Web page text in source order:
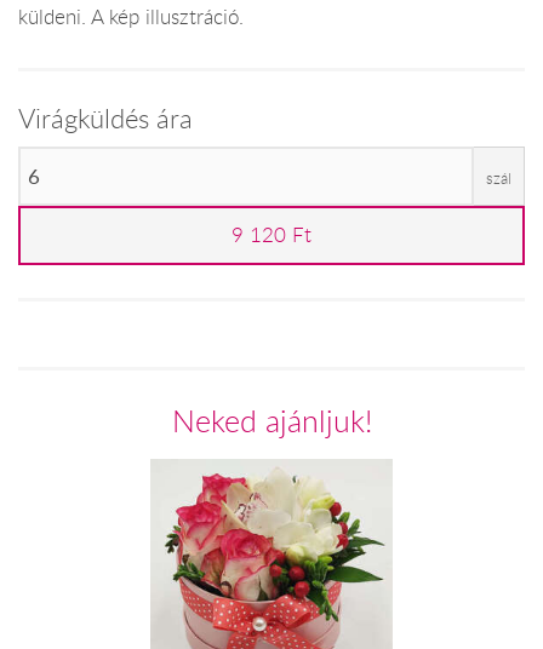
küldeni. A kép illusztráció.
Virágküldés ára
szál
9 120 Ft
Neked ajánljuk!